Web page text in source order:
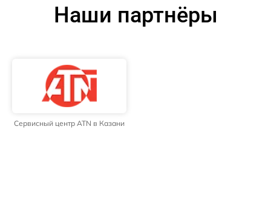
Наши партнёры
Сервисный центр ATN в Казани